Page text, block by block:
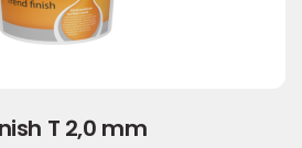
T 2,0 mm